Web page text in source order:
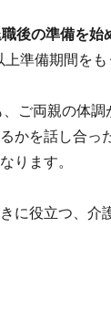
後の準備を始
準備期間をも
ご両親の体
かを話し合っ
ります。
に役立つ、介